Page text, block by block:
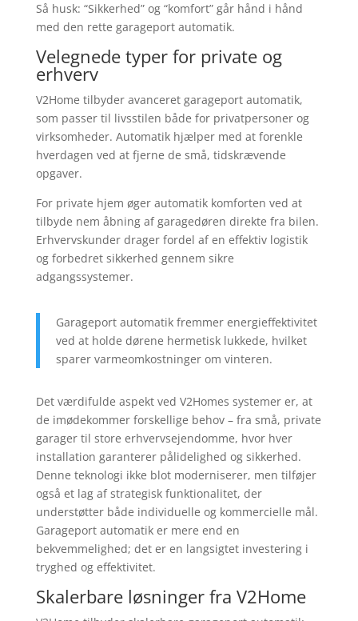
Så husk: “Sikkerhed” og “komfort” går hånd i hånd
med den rette garageport automatik.
Velegnede typer for private og
erhverv
V2Home tilbyder avanceret garageport automatik,
som passer til livsstilen både for privatpersoner og
virksomheder. Automatik hjælper med at forenkle
hverdagen ved at fjerne de små, tidskrævende
opgaver.
For private hjem øger automatik komforten ved at
tilbyde nem åbning af garagedøren direkte fra bilen.
Erhvervskunder drager fordel af en effektiv logistik
og forbedret sikkerhed gennem sikre
adgangssystemer.
Garageport automatik fremmer energieffektivitet
ved at holde dørene hermetisk lukkede, hvilket
sparer varmeomkostninger om vinteren.
Det værdifulde aspekt ved V2Homes systemer er, at
de imødekommer forskellige behov – fra små, private
garager til store erhvervsejendomme, hvor hver
installation garanterer pålidelighed og sikkerhed.
Denne teknologi ikke blot moderniserer, men tilføjer
også et lag af strategisk funktionalitet, der
understøtter både individuelle og kommercielle mål.
Garageport automatik er mere end en
bekvemmelighed; det er en langsigtet investering i
tryghed og effektivitet.
Skalerbare løsninger fra V2Home